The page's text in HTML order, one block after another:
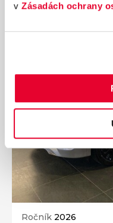
v Zásadách ochrany
Ročník 2026